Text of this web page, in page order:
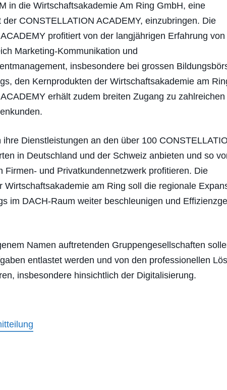
in die Wirtschaftsakademie Am Ring GmbH, eine
der CONSTELLATION ACADEMY, einzubringen. Die
profitiert von der langjährigen Erfahrung von
Marketing-Kommunikation und
insbesondere bei grossen
den Kernprodukten der Wirtschaftsakademie am
erhält zudem breiten Zugang zu zahlreichen
ihre Dienstleistungen an den über 100
in Deutschland und der Schweiz anbieten und so
Firmen- und Privatkundennetzwerk profitieren. Die
Wirtschaftsakademie am Ring soll die regionale
im DACH-Raum weiter beschleunigen und
Namen auftretenden Gruppengesellschaften
entlastet werden und von den professionellen
insbesondere hinsichtlich der Digitalisierung.